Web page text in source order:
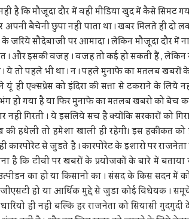
है कि मौजूदा दौर में वही मीडिया खुद में कैसे सिमट
बैचेनी छुपा नहीं पाता था । खबर मिलते ही दो
जरिये सौदेबाजी पर आमादा । लेकिन मौजूदा दौर
। और इसकी वजह । वजह तो कई हो सकती हैं ,
। ये तो पहले भी था । न । पहले मुनाफे का मतलब खबरों
यूं ही एक्सप्रेस को इंदिरा की सत्ता से टकराने के लिये
हो गया है या फिर मुनाफे का मतलब खबरो को बेच
नहीं गिरती । ये इसलिये सच है क्योंकि सरकारों को
की हथेली तो हमेशा खाली ही रहेगी। इस हकीकत
कारपोरेट से जुडते है । कारपोरेट के इशारो पर
है कि टीवी पर खबरों के प्रयोजकों के बारे में
का हो या किसानो का । संसद के किस सदन में
हो या आर्थिक मुद्दे से जुडा कोई विधेयक ।
ही नहीं बल्कि हर राजनेता को सियासी